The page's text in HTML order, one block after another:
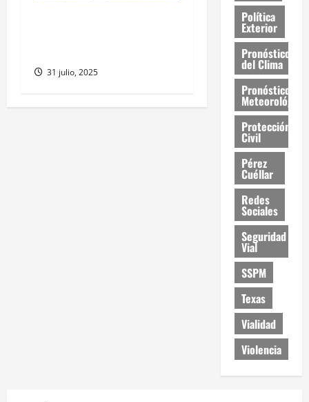
31 julio, 2025
Política
Exterior
Pronóstico
del Clima
Pronóstico
Meteorológico
Protección
Civil
Pérez
Cuéllar
Redes
Sociales
Seguridad
Vial
SSPM
Texas
Vialidad
Violencia